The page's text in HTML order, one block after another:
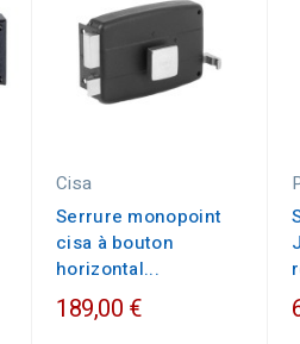
Cisa
Serrure monopoint
cisa à bouton
horizontal...
189,00 €